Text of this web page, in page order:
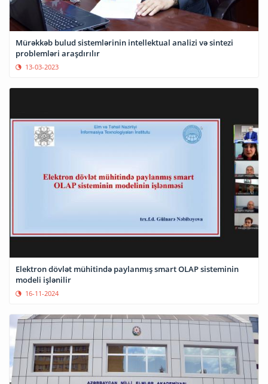
Mürəkkəb bulud sistemlərinin intellektual analizi və sintezi
problemləri araşdırılır
13-03-2023
Elektron dövlət mühitində paylanmış smart OLAP sisteminin
modeli işlənilir
16-11-2024